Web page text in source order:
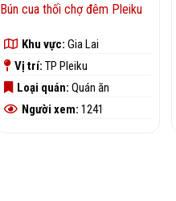
Bún cua thối chợ đêm Pleiku
Khu vực: Gia Lai
Vị trí: TP Pleiku
Loại quán: Quán ăn
Người xem: 1241